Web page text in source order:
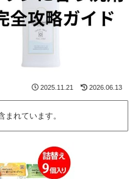
2025.11.21 2026.06.13
まれています。